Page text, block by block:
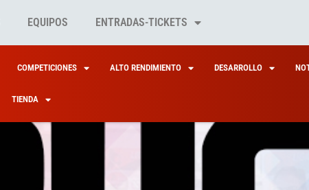
EQUIPOS ENTRADAS-TICKETS
COMPETICIONES ALTO RENDIMIENTO DESARROLLO
TIENDA